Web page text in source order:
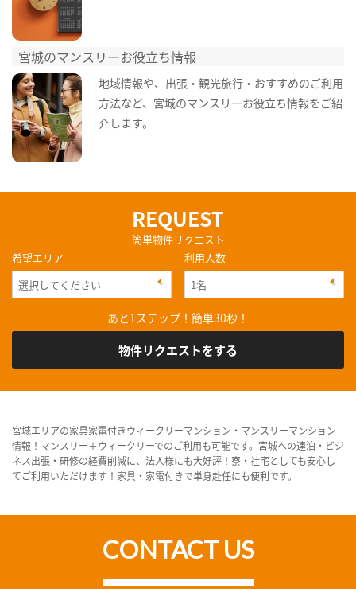
宮城のマンスリーお役立ち情報
地域情報や、出張・観光旅行・おすすめのご利用
方法など、宮城のマンスリーお役立ち情報をご紹
介します。
REQUEST
簡単物件リクエスト
希望エリア
利用人数
あと1ステップ！簡単30秒！
物件リクエストをする
宮城エリアの家具家電付きウィークリーマンション・マンスリーマンション
情報！マンスリー＋ウィークリーでのご利用も可能です。宮城への連泊・ビジ
ネス出張・研修の経費削減に、法人様にも大好評！寮・社宅としても安心し
てご利用いただけます！家具・家電付きで単身赴任にも便利です。
CONTACT US